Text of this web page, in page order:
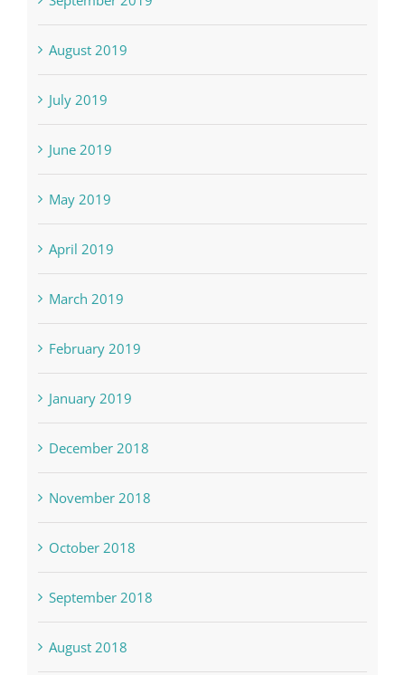
September 2019
August 2019
July 2019
June 2019
May 2019
April 2019
March 2019
February 2019
January 2019
December 2018
November 2018
October 2018
September 2018